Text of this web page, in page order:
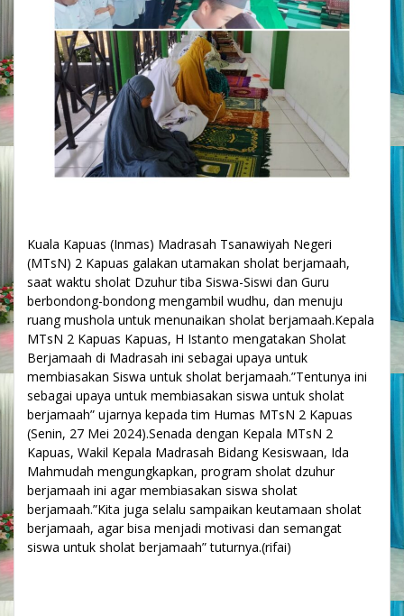
Kuala Kapuas (Inmas) Madrasah Tsanawiyah Negeri
(MTsN) 2 Kapuas galakan utamakan sholat berjamaah,
saat waktu sholat Dzuhur tiba Siswa-Siswi dan Guru
berbondong-bondong mengambil wudhu, dan menuju
ruang mushola untuk menunaikan sholat berjamaah.Kepala
MTsN 2 Kapuas Kapuas, H Istanto mengatakan Sholat
Berjamaah di Madrasah ini sebagai upaya untuk
membiasakan Siswa untuk sholat berjamaah.”Tentunya ini
sebagai upaya untuk membiasakan siswa untuk sholat
berjamaah” ujarnya kepada tim Humas MTsN 2 Kapuas
(Senin, 27 Mei 2024).Senada dengan Kepala MTsN 2
Kapuas, Wakil Kepala Madrasah Bidang Kesiswaan, Ida
Mahmudah mengungkapkan, program sholat dzuhur
berjamaah ini agar membiasakan siswa sholat
berjamaah.”Kita juga selalu sampaikan keutamaan sholat
berjamaah, agar bisa menjadi motivasi dan semangat
siswa untuk sholat berjamaah” tuturnya.(rifai)